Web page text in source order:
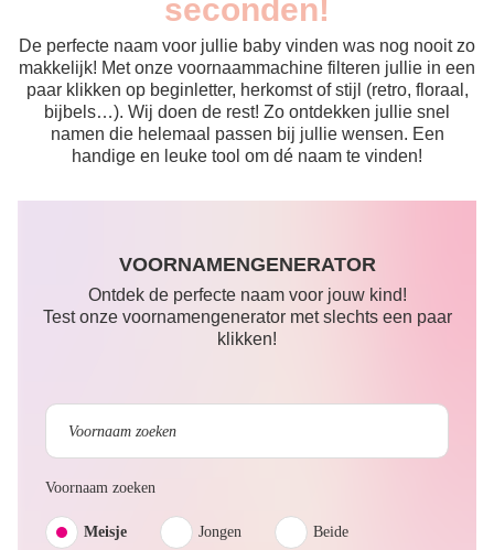
seconden!
De perfecte naam voor jullie baby vinden was nog nooit zo
makkelijk! Met onze voornaammachine filteren jullie in een
paar klikken op beginletter, herkomst of stijl (retro, floraal,
bijbels…). Wij doen de rest! Zo ontdekken jullie snel
namen die helemaal passen bij jullie wensen. Een
handige en leuke tool om dé naam te vinden!
VOORNAMENGENERATOR
Ontdek de perfecte naam voor jouw kind!
Test onze voornamengenerator met slechts een paar
klikken!
Voornaam zoeken
Meisje Jongen Beide